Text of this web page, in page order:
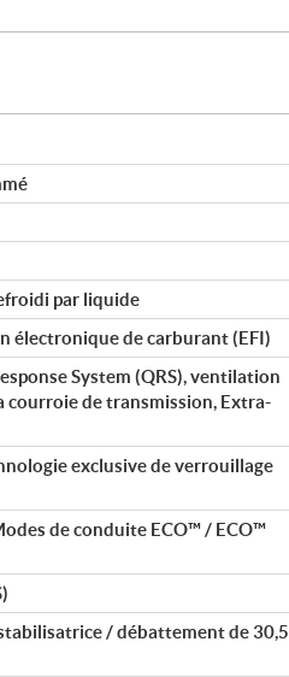
par liquide
électronique de carburant (EFI)
System (QRS), ventilation
de transmission, Extra-
exclusive de verrouillage
de conduite ECO™ / ECO™
/ débattement de 30,5